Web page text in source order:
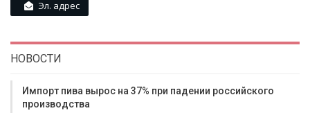
Эл. адрес
НОВОСТИ
Импорт пива вырос на 37% при падении российского
производства